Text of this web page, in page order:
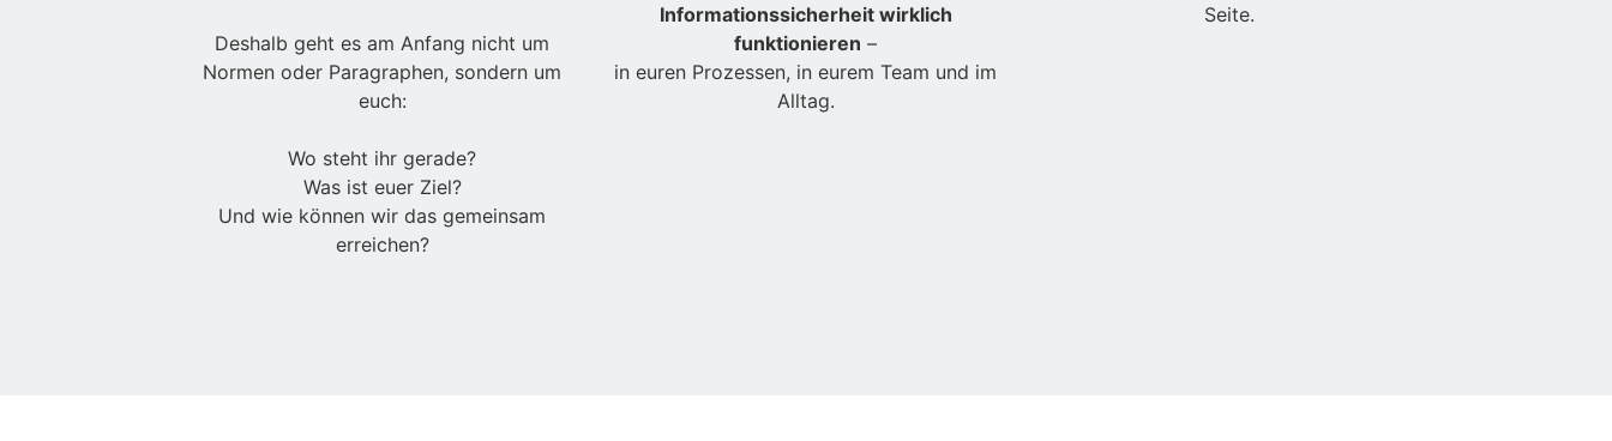
Deshalb geht es am Anfang nicht um
Normen oder Paragraphen, sondern um
euch:
Wo steht ihr gerade?
Was ist euer Ziel?
Und wie können wir das gemeinsam
erreichen?
Informationssicherheit wirklich
funktionieren –
in euren Prozessen, in eurem Team und im
Alltag.
Seite.